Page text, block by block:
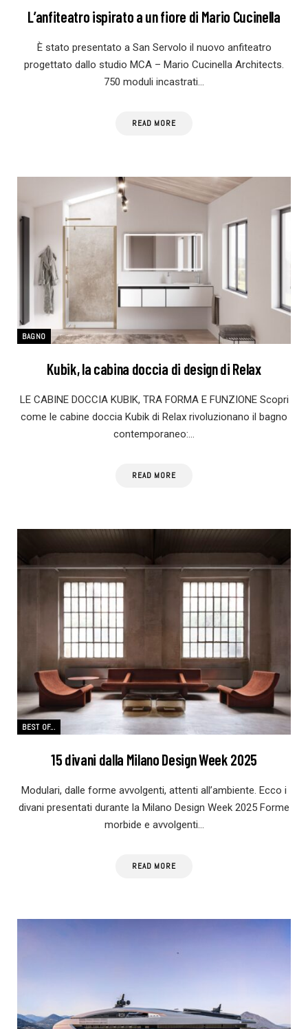
L’anfiteatro ispirato a un fiore di Mario Cucinella
È stato presentato a San Servolo il nuovo anfiteatro
progettato dallo studio MCA – Mario Cucinella Architects.
750 moduli incastrati…
READ MORE
BAGNO
Kubik, la cabina doccia di design di Relax
LE CABINE DOCCIA KUBIK, TRA FORMA E FUNZIONE Scopri
come le cabine doccia Kubik di Relax rivoluzionano il bagno
contemporaneo:…
READ MORE
BEST OF...
15 divani dalla Milano Design Week 2025
Modulari, dalle forme avvolgenti, attenti all’ambiente. Ecco i
divani presentati durante la Milano Design Week 2025 Forme
morbide e avvolgenti…
READ MORE